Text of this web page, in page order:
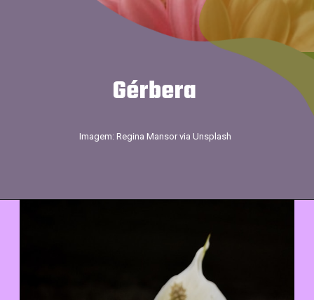
Gérbera
Imagem: Regina Mansor via Unsplash